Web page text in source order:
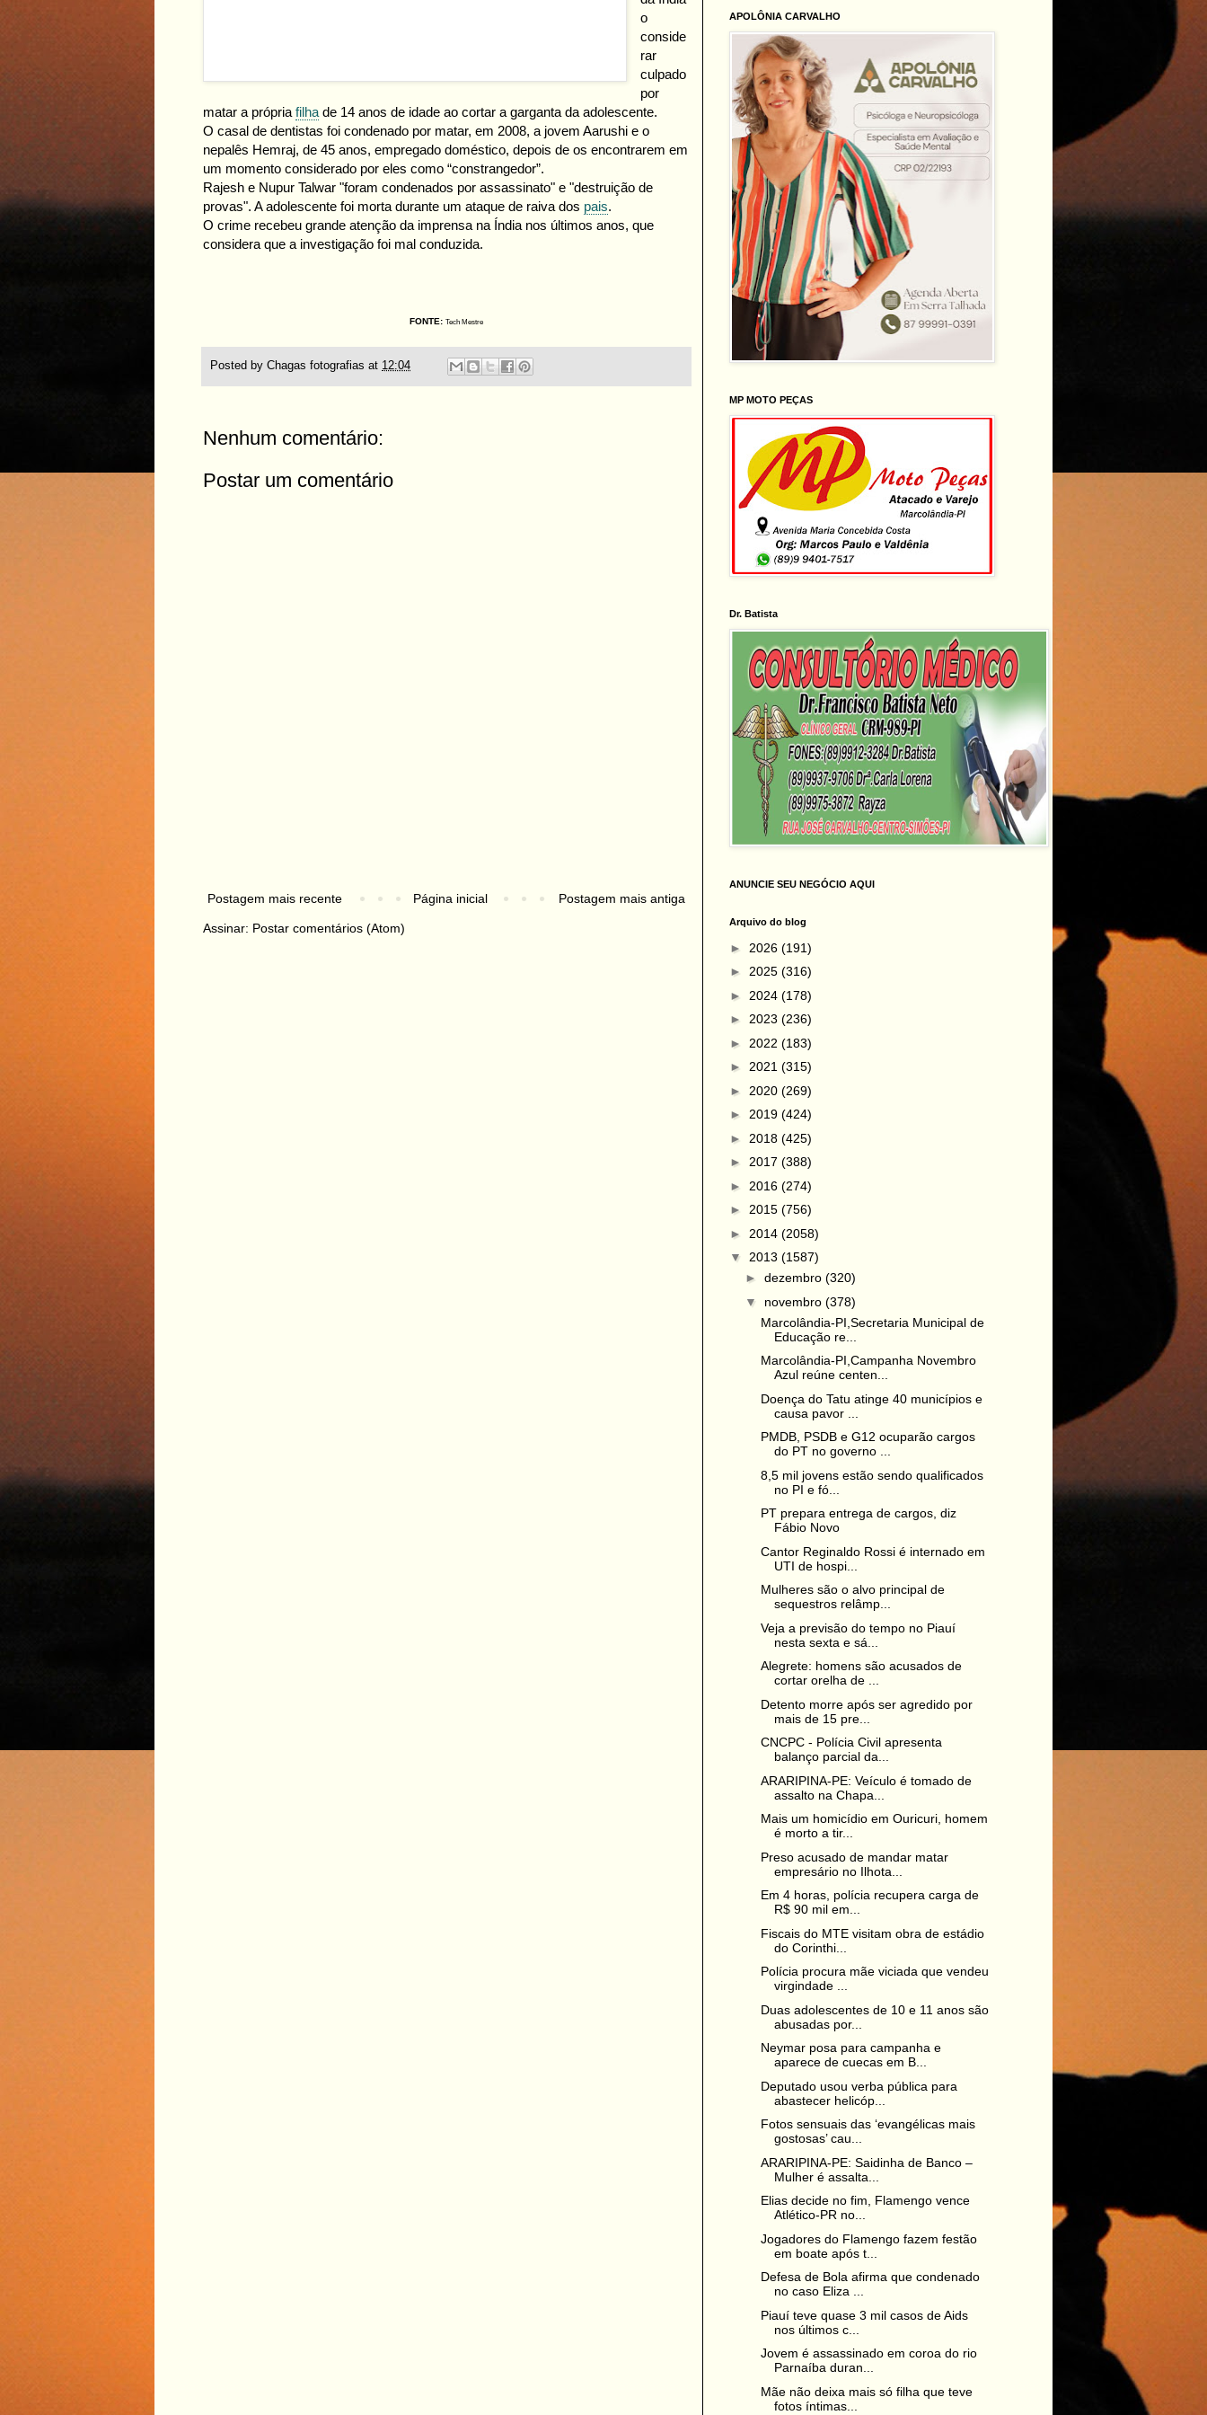
o
conside
rar
culpado
por
matar a própria filha de 14 anos de idade ao cortar a garganta da adolescente.
O casal de dentistas foi condenado por matar, em 2008, a jovem Aarushi e o
nepalês Hemraj, de 45 anos, empregado doméstico, depois de os encontrarem em
um momento considerado por eles como “constrangedor”.
Rajesh e Nupur Talwar "foram condenados por assassinato" e "destruição de
provas". A adolescente foi morta durante um ataque de raiva dos pais.
O crime recebeu grande atenção da imprensa na Índia nos últimos anos, que
considera que a investigação foi mal conduzida.
FONTE: Tech Mestre
Posted by Chagas fotografias at 12:04
Nenhum comentário:
Postar um comentário
Postagem mais recente Postagem mais antiga
Página inicial
Assinar: Postar comentários (Atom)
APOLÔNIA CARVALHO
MP MOTO PEÇAS
Dr. Batista
ANUNCIE SEU NEGÓCIO AQUI
Arquivo do blog
► 2026 (191)
► 2025 (316)
► 2024 (178)
► 2023 (236)
► 2022 (183)
► 2021 (315)
► 2020 (269)
► 2019 (424)
► 2018 (425)
► 2017 (388)
► 2016 (274)
► 2015 (756)
► 2014 (2058)
▼ 2013 (1587)
► dezembro (320)
▼ novembro (378)
Marcolândia-PI,Secretaria Municipal de
Educação re...
Marcolândia-PI,Campanha Novembro
Azul reúne centen...
Doença do Tatu atinge 40 municípios e
causa pavor ...
PMDB, PSDB e G12 ocuparão cargos
do PT no governo ...
8,5 mil jovens estão sendo qualificados
no PI e fó...
PT prepara entrega de cargos, diz
Fábio Novo
Cantor Reginaldo Rossi é internado em
UTI de hospi...
Mulheres são o alvo principal de
sequestros relâmp...
Veja a previsão do tempo no Piauí
nesta sexta e sá...
Alegrete: homens são acusados de
cortar orelha de ...
Detento morre após ser agredido por
mais de 15 pre...
CNCPC - Polícia Civil apresenta
balanço parcial da...
ARARIPINA-PE: Veículo é tomado de
assalto na Chapa...
Mais um homicídio em Ouricuri, homem
é morto a tir...
Preso acusado de mandar matar
empresário no Ilhota...
Em 4 horas, polícia recupera carga de
R$ 90 mil em...
Fiscais do MTE visitam obra de estádio
do Corinthi...
Polícia procura mãe viciada que vendeu
virgindade ...
Duas adolescentes de 10 e 11 anos são
abusadas por...
Neymar posa para campanha e
aparece de cuecas em B...
Deputado usou verba pública para
abastecer helicóp...
Fotos sensuais das ‘evangélicas mais
gostosas’ cau...
ARARIPINA-PE: Saidinha de Banco –
Mulher é assalta...
Elias decide no fim, Flamengo vence
Atlético-PR no...
Jogadores do Flamengo fazem festão
em boate após t...
Defesa de Bola afirma que condenado
no caso Eliza ...
Piauí teve quase 3 mil casos de Aids
nos últimos c...
Jovem é assassinado em coroa do rio
Parnaíba duran...
Mãe não deixa mais só filha que teve
fotos íntimas...